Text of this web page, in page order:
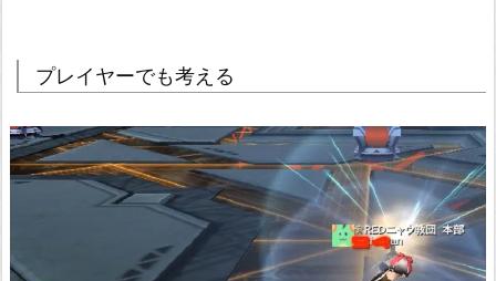
プレイヤーでも考える